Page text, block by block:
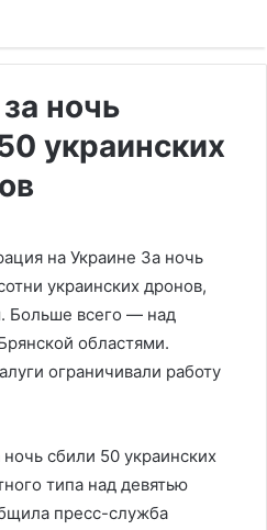
ночь
украинских
на Украине За ночь
украинских дронов,
Больше всего — над
областями.
ограничивали работу
сбили 50 украинских
типа над девятью
пресс-служба